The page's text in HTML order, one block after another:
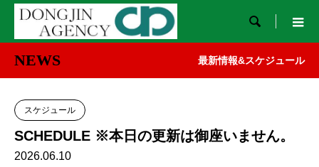

NEWS 最新情報&スケジュール
スケジュール
SCHEDULE ※本日の更新は御座いません。
2026.06.10